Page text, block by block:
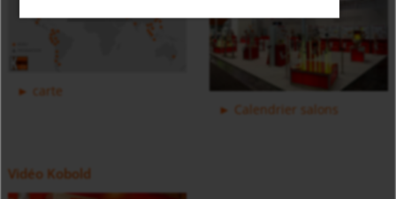
Sonde à résistance avec connecteur MMA
carte
Calendrier salons
Vidéo Kobold